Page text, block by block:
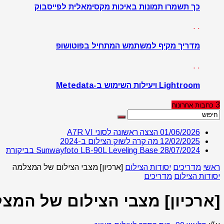
כך תשמרו תמונות באיכות מקסימאלית לפייסבוק
. .
מדריך מקיף למשתמש המתחיל בפוטושופ
. .
Lightroom ויעילות השימוש ב-Metedata
3 כתבות אחרונות
01/06/2026 הצצה ראשונה לסוני A7R VI
12/02/2025 מה קרה לשוק הצילום ב-2024
28/07/2024 Sunwayfoto LB-90L Leveling Base בביקורת
ראשי מדריכים יסודות הצילום [ארכיון] מצבי הצילום של המצלמה
יסודות הצילום מדריכים
[ארכיון] מצבי הצילום של